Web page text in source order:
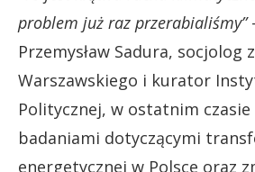
problem już raz przerabialiśmy”
Przemysław Sadura, socjolog
Warszawskiego i kurator
Politycznej, w ostatnim czasie
badaniami dotyczącymi
energetycznej w Polsce oraz